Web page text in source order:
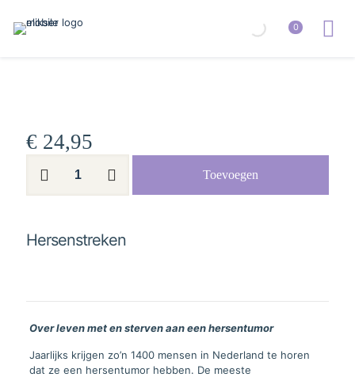
0
€ 24,95
Toevoegen
Hersenstreken
Over leven met en sterven aan een hersentumor
Jaarlijks krijgen zo’n 1400 mensen in Nederland te horen
dat ze een hersentumor hebben. De meeste